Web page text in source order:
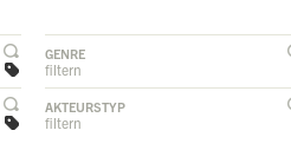
GENRE
filtern
AKTEURSTYP
filtern